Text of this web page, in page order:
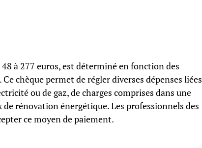
à 277 euros, est déterminé en fonction des
chèque permet de régler diverses dépenses liées
ou de gaz, de charges comprises dans une
rénovation énergétique. Les professionnels des
ce moyen de paiement.